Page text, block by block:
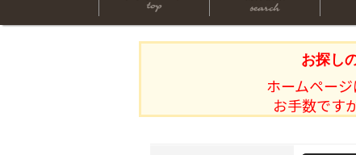
お探し
ホームペー
お手数です